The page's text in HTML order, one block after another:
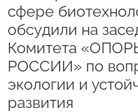
сфере
обсудили на
Комитета
РОССИИ» по
экологии и
развития